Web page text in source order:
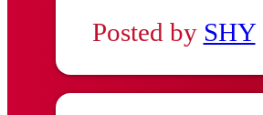
Posted by SHY